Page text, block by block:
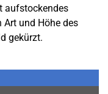
aufstockendes
Art und Höhe des
gekürzt.